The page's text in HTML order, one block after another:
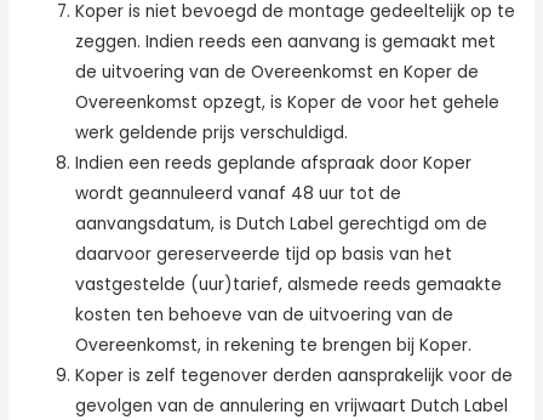
Koper is niet bevoegd de montage gedeeltelijk op te
zeggen. Indien reeds een aanvang is gemaakt met
de uitvoering van de Overeenkomst en Koper de
Overeenkomst opzegt, is Koper de voor het gehele
werk geldende prijs verschuldigd.
Indien een reeds geplande afspraak door Koper
wordt geannuleerd vanaf 48 uur tot de
aanvangsdatum, is Dutch Label gerechtigd om de
daarvoor gereserveerde tijd op basis van het
vastgestelde (uur)tarief, alsmede reeds gemaakte
kosten ten behoeve van de uitvoering van de
Overeenkomst, in rekening te brengen bij Koper.
Koper is zelf tegenover derden aansprakelijk voor de
gevolgen van de annulering en vrijwaart Dutch Label